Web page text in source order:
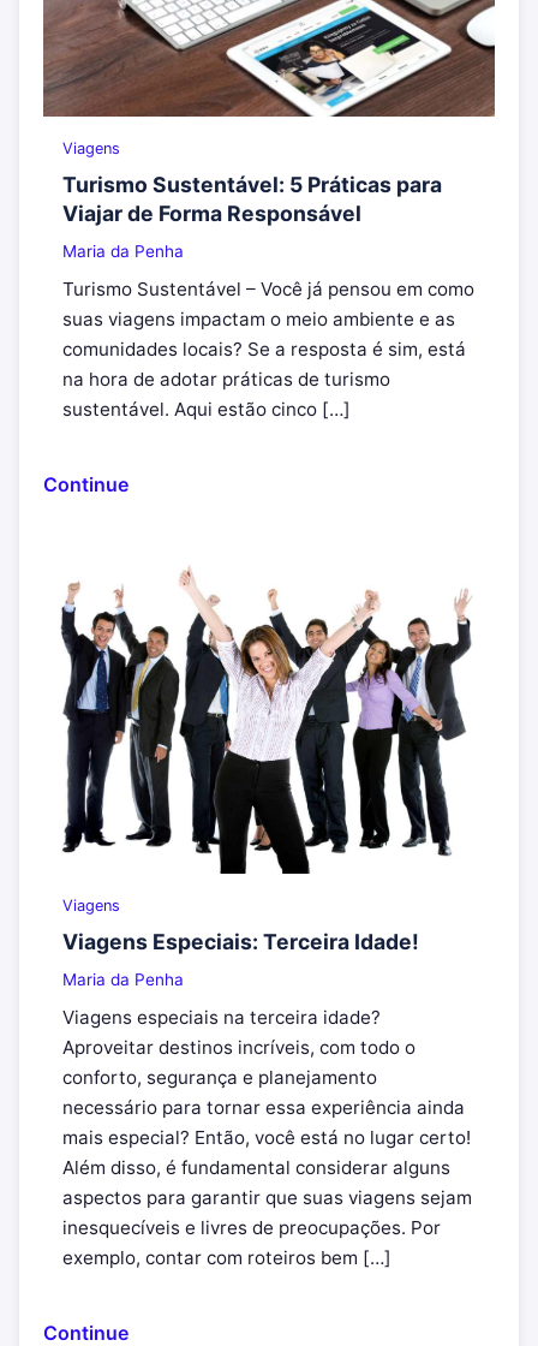
Viagens
Turismo Sustentável: 5 Práticas para
Viajar de Forma Responsável
Maria da Penha
Turismo Sustentável – Você já pensou em como
suas viagens impactam o meio ambiente e as
comunidades locais? Se a resposta é sim, está
na hora de adotar práticas de turismo
sustentável. Aqui estão cinco […]
Continue
Viagens
Viagens Especiais: Terceira Idade!
Maria da Penha
Viagens especiais na terceira idade?
Aproveitar destinos incríveis, com todo o
conforto, segurança e planejamento
necessário para tornar essa experiência ainda
mais especial? Então, você está no lugar certo!
Além disso, é fundamental considerar alguns
aspectos para garantir que suas viagens sejam
inesquecíveis e livres de preocupações. Por
exemplo, contar com roteiros bem […]
Continue